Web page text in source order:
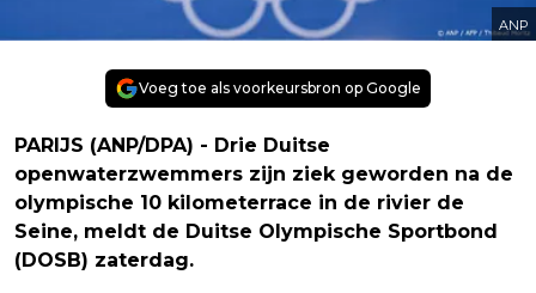
ANP
Voeg toe als voorkeursbron op Google
PARIJS (ANP/DPA) - Drie Duitse
openwaterzwemmers zijn ziek geworden na de
olympische 10 kilometerrace in de rivier de
Seine, meldt de Duitse Olympische Sportbond
(DOSB) zaterdag.